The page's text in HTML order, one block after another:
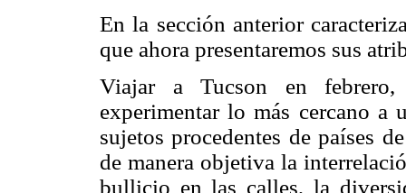
En la sección anterior
que ahora presentaremos sus
Viajar a Tucson en
experimentar lo más cercano a
sujetos procedentes de países
de manera objetiva la
bullicio en las calles, la